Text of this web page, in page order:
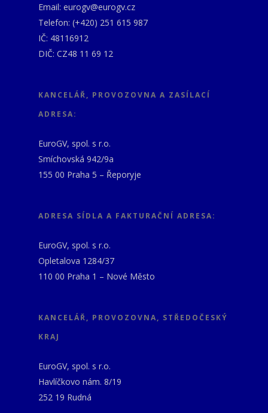
Email: eurogv@eurogv.cz
Telefon: (+420) 251 615 987
IČ: 48116912
DIČ: CZ48 11 69 12
KANCELÁŘ, PROVOZOVNA A ZASÍLACÍ
ADRESA:
EuroGV, spol. s r.o.
Smíchovská 942/9a
155 00 Praha 5 – Řeporyje
ADRESA SÍDLA A FAKTURAČNÍ ADRESA:
EuroGV, spol. s r.o.
Opletalova 1284/37
110 00 Praha 1 – Nové Město
KANCELÁŘ, PROVOZOVNA, STŘEDOČESKÝ
KRAJ
EuroGV, spol. s r.o.
Havlíčkovo nám. 8/19
252 19 Rudná